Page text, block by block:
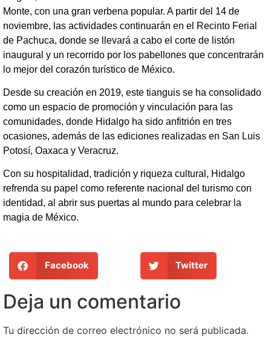
Monte, con una gran verbena popular. A partir del 14 de
noviembre, las actividades continuarán en el Recinto Ferial
de Pachuca, donde se llevará a cabo el corte de listón
inaugural y un recorrido por los pabellones que concentrarán
lo mejor del corazón turístico de México.
Desde su creación en 2019, este tianguis se ha consolidado
como un espacio de promoción y vinculación para las
comunidades, donde Hidalgo ha sido anfitrión en tres
ocasiones, además de las ediciones realizadas en San Luis
Potosí, Oaxaca y Veracruz.
Con su hospitalidad, tradición y riqueza cultural, Hidalgo
refrenda su papel como referente nacional del turismo con
identidad, al abrir sus puertas al mundo para celebrar la
magia de México.
Facebook Twitter
Deja un comentario
Tu dirección de correo electrónico no será publicada.